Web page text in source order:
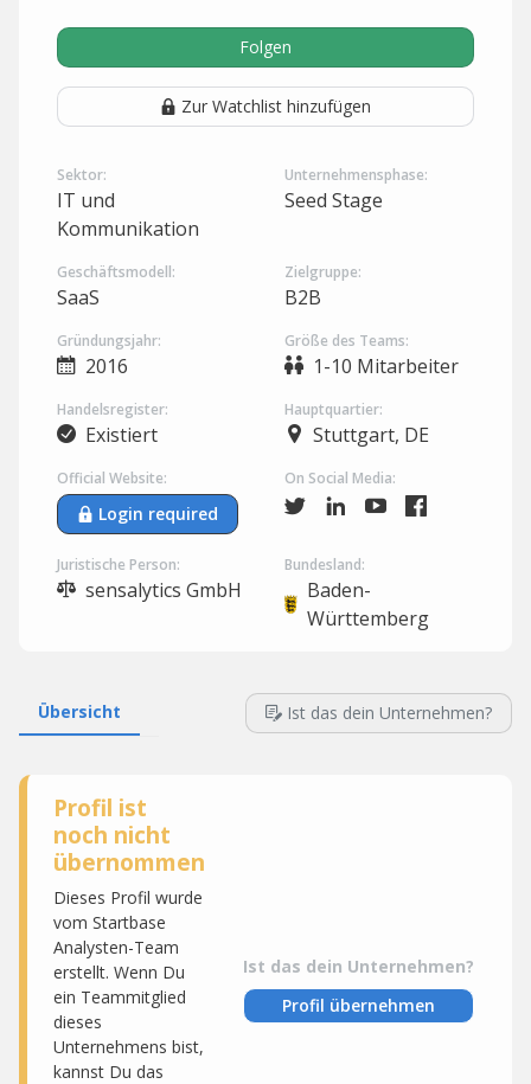
Folgen
Zur Watchlist hinzufügen
Sektor:
IT und
Kommunikation
Unternehmensphase:
Seed Stage
Geschäftsmodell:
SaaS
Zielgruppe:
B2B
Gründungsjahr:
2016
Größe des Teams:
1-10 Mitarbeiter
Handelsregister:
Existiert
Hauptquartier:
Stuttgart, DE
Official Website:
Login required
On Social Media:
Juristische Person:
sensalytics GmbH
Bundesland:
Baden-
Württemberg
Übersicht Ist das dein Unternehmen?
Profil ist
noch nicht
übernommen
Dieses Profil wurde
vom Startbase
Analysten-Team
erstellt. Wenn Du
ein Teammitglied
dieses
Unternehmens bist,
kannst Du das
Ist das dein Unternehmen?
Profil übernehmen